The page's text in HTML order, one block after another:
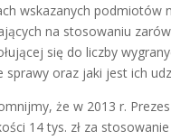
wskazanych podmiotów
na stosowaniu
się do liczby
sprawy oraz jaki jest ich
że w 2013 r.
14 tys. zł za